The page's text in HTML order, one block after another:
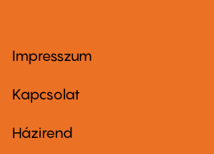
Footer
first
Impresszum
Kapcsolat
Footer
Házirend